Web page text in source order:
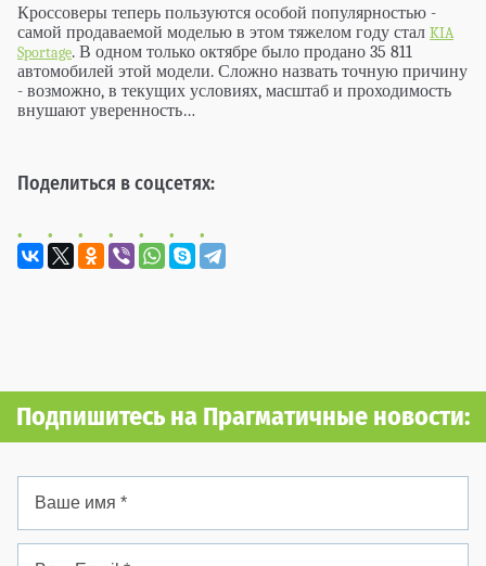
Кроссоверы теперь пользуются особой популярностью -
самой продаваемой моделью в этом тяжелом году стал KIA
Sportage. В одном только октябре было продано 35 811
автомобилей этой модели. Сложно назвать точную причину
- возможно, в текущих условиях, масштаб и проходимость
внушают уверенность…
Поделиться в соцсетях:
Подпишитесь на Прагматичные новости: